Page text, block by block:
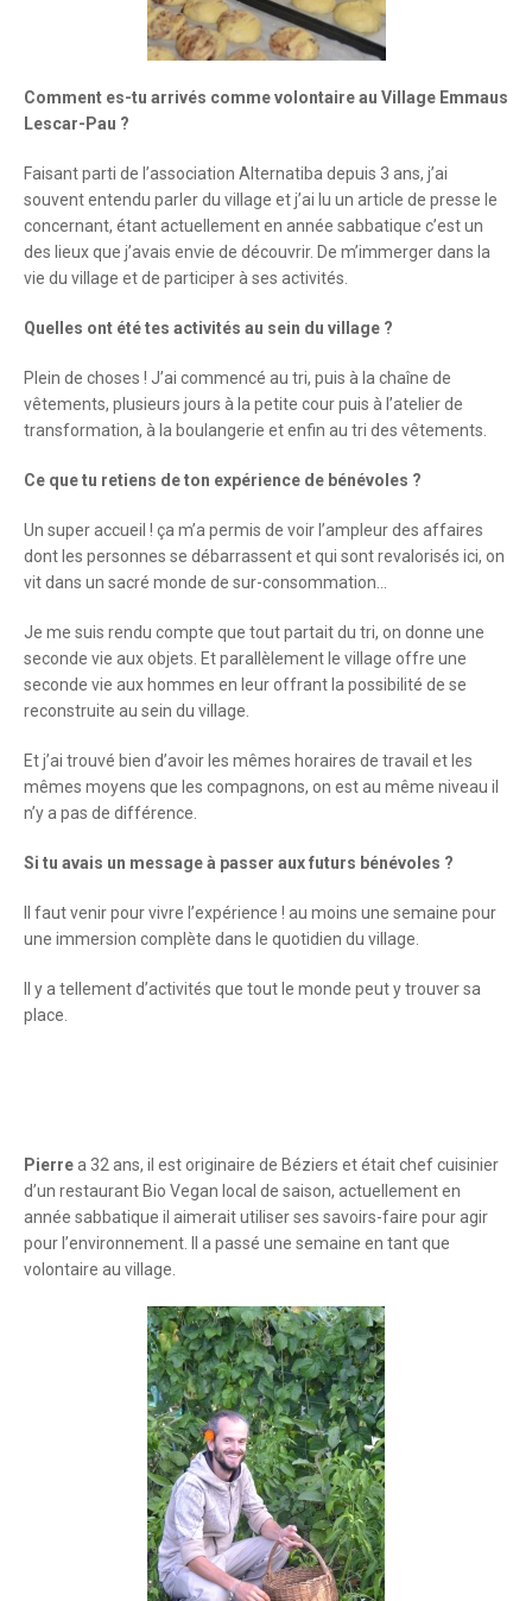
Comment es-tu arrivés comme volontaire au Village Emmaus
Lescar-Pau ?
Faisant parti de l’association Alternatiba depuis 3 ans, j’ai
souvent entendu parler du village et j’ai lu un article de presse le
concernant, étant actuellement en année sabbatique c’est un
des lieux que j’avais envie de découvrir. De m’immerger dans la
vie du village et de participer à ses activités.
Quelles ont été tes activités au sein du village ?
Plein de choses ! J’ai commencé au tri, puis à la chaîne de
vêtements, plusieurs jours à la petite cour puis à l’atelier de
transformation, à la boulangerie et enfin au tri des vêtements.
Ce que tu retiens de ton expérience de bénévoles ?
Un super accueil ! ça m’a permis de voir l’ampleur des affaires
dont les personnes se débarrassent et qui sont revalorisés ici, on
vit dans un sacré monde de sur-consommation…
Je me suis rendu compte que tout partait du tri, on donne une
seconde vie aux objets. Et parallèlement le village offre une
seconde vie aux hommes en leur offrant la possibilité de se
reconstruite au sein du village.
Et j’ai trouvé bien d’avoir les mêmes horaires de travail et les
mêmes moyens que les compagnons, on est au même niveau il
n’y a pas de différence.
Si tu avais un message à passer aux futurs bénévoles ?
Il faut venir pour vivre l’expérience ! au moins une semaine pour
une immersion complète dans le quotidien du village.
Il y a tellement d’activités que tout le monde peut y trouver sa
place.
Pierrea 32 ans, il est originaire de Béziers et était chef cuisinier
d’un restaurant Bio Vegan local de saison, actuellement en
année sabbatique il aimerait utiliser ses savoirs-faire pour agir
pour l’environnement. Il a passé une semaine en tant que
volontaire au village.